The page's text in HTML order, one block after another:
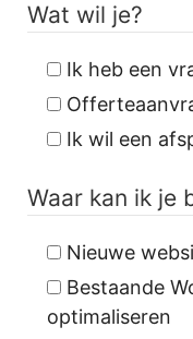
Wat wil je?
Ik heb een
Ik wil een
Waar kan ik je
Nieuwe
Bestaande
optimaliseren